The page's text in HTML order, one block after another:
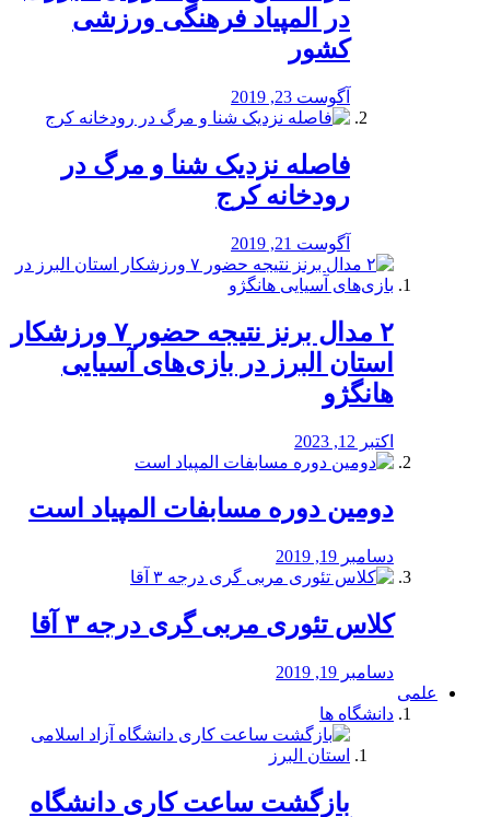
در المپیاد فرهنگی ورزشی
کشور
آگوست 23, 2019
️فاصله نزدیک شنا و مرگ در
رودخانه کرج
آگوست 21, 2019
۲ مدال برنز نتیجه حضور ۷ ورزشکار
استان البرز در بازی‌های آسیایی
هانگژو
اکتبر 12, 2023
دومین دوره مسابفات المپیاد است
دسامبر 19, 2019
کلاس تئوری مربی گری درجه ۳ آقا
دسامبر 19, 2019
علمی
دانشگاه ها
بازگشت ساعت کاری دانشگاه